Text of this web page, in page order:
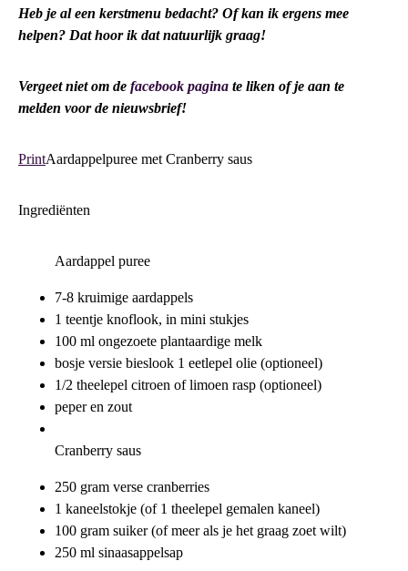
Heb je al een kerstmenu bedacht? Of kan ik ergens mee
helpen? Dat hoor ik dat natuurlijk graag!
Vergeet niet om de facebook pagina te liken of je aan te
melden voor de nieuwsbrief!
PrintAardappelpuree met Cranberry saus
Ingrediënten
Aardappel puree
7-8 kruimige aardappels
1 teentje knoflook, in mini stukjes
100 ml ongezoete plantaardige melk
bosje versie bieslook 1 eetlepel olie (optioneel)
1/2 theelepel citroen of limoen rasp (optioneel)
peper en zout
Cranberry saus
250 gram verse cranberries
1 kaneelstokje (of 1 theelepel gemalen kaneel)
100 gram suiker (of meer als je het graag zoet wilt)
250 ml sinaasappelsap